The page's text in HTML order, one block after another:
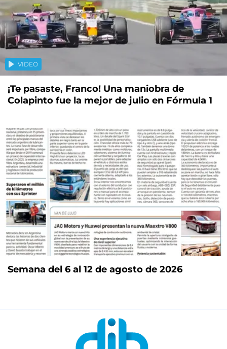
VIDEO
¡Te pasaste, Franco! Una maniobra de
Colapinto fue la mejor de julio en Fórmula 1
Semana del 6 al 12 de agosto de 2026